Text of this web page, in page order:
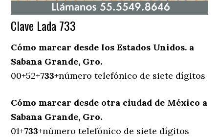
Clave Lada 733
Cómo marcar desde los Estados Unidos. a
Sabana Grande, Gro.
00+52+733+número telefónico de siete dígitos
Cómo marcar desde otra ciudad de México a
Sabana Grande, Gro.
01+733+número telefónico de siete dígitos